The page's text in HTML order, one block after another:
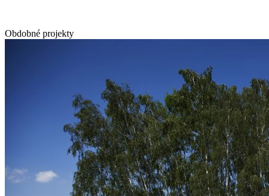
Obdobné projekty